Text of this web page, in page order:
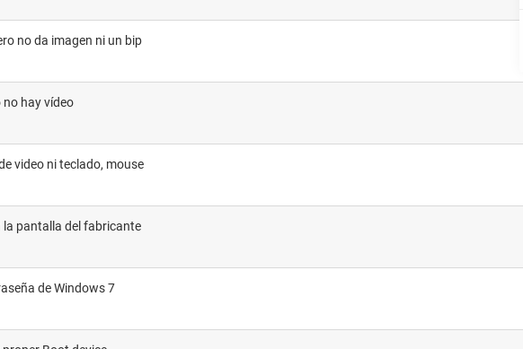
no da imagen ni un bip
no hay vídeo
de video ni teclado, mouse
la pantalla del fabricante
de Windows 7